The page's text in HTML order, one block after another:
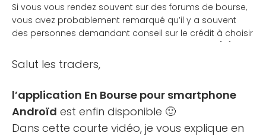
Si vous vous rendez souvent sur des forums de bourse,
vous avez probablement remarqué qu’il y a souvent
des personnes demandant conseil sur le crédit à choisir
pour obtenir rapidement du capital à investir en [...]
Salut les traders,
l’application En Bourse pour smartphone
Androïd est enfin disponible 🙂
Dans cette courte vidéo, je vous explique en